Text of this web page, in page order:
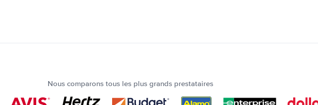
Nous comparons tous les plus grands prestataires